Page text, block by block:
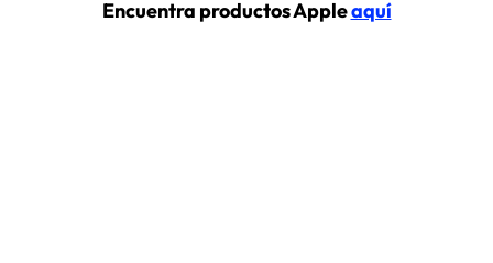
Encuentra productos Appleaquí